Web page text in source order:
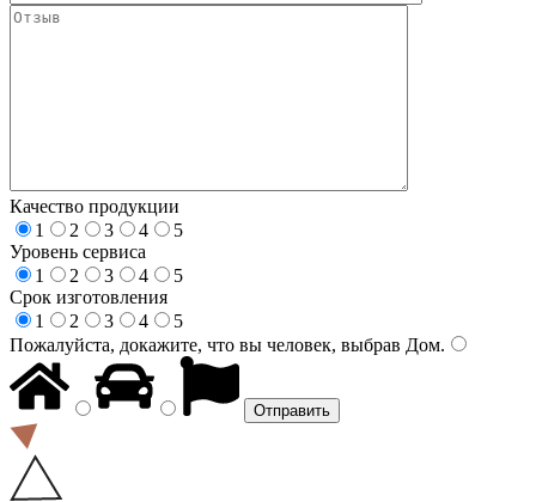
Качество продукции
1
2 3 4
5
Уровень сервиса
1
2 3 4
5
Срок изготовления
1
2 3 4
5
Пожалуйста, докажите, что вы человек, выбрав Дом.